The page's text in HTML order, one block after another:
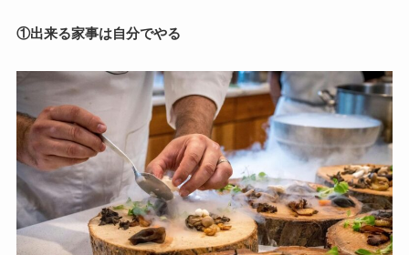
①出来る家事は自分でやる